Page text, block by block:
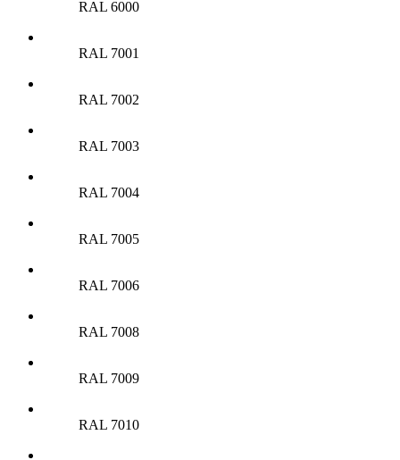
RAL 6000
RAL 7001
RAL 7002
RAL 7003
RAL 7004
RAL 7005
RAL 7006
RAL 7008
RAL 7009
RAL 7010